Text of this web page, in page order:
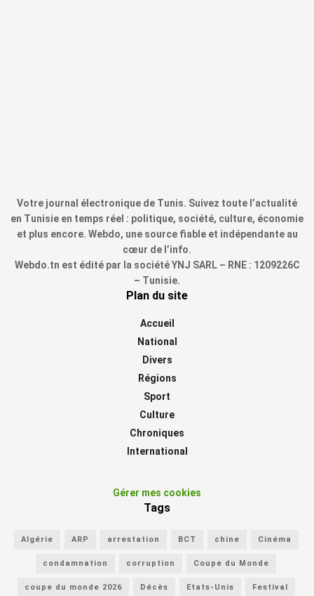
Votre journal électronique de Tunis. Suivez toute l’actualité
en Tunisie en temps réel : politique, société, culture, économie
et plus encore. Webdo, une source fiable et indépendante au
cœur de l’info.
Webdo.tn est édité par la société YNJ SARL – RNE : 1209226C
– Tunisie.
Plan du site
Accueil
National
Divers
Régions
Sport
Culture
Chroniques
International
Gérer mes cookies
Tags
Algérie ARP arrestation BCT chine Cinéma
condamnation corruption Coupe du Monde
coupe du monde 2026 Décès Etats-Unis Festival